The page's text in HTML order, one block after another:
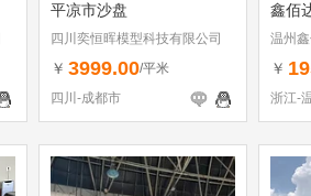
平凉市沙盘
四川奕恒晖模型科技有限公司
￥ 3999.00/平米
四川-成都市
鑫佰
温州
￥
浙江-